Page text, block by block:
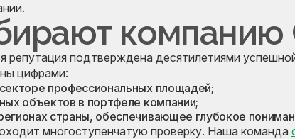
компанию
репутация подтверждена десятилетиями
цифрами:
профессиональных площадей;
объектов в портфеле компании;
страны, обеспечивающее глубокое
многоступенчатую проверку. Наша команда